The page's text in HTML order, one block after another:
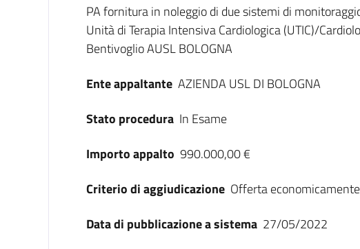
Dati del bando
PA fornitura in noleggio di due sistemi di
Unità di Terapia Intensiva Cardiologica (UTIC)/
Bentivoglio AUSL BOLOGNA
Ente appaltante AZIENDA USL DI BOLOGNA
Stato procedura In Esame
Importo appalto 990.000,00 €
Criterio di aggiudicazione Offerta
Data di pubblicazione a sistema 27/05/2022